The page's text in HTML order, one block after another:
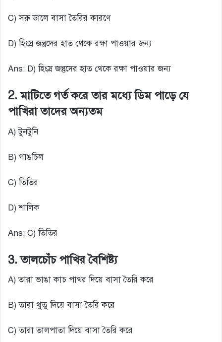
C) সরু ডালে বাসা তৈরির কারণে
D) হিংস্র জন্তুদের হাত থেকে রক্ষা পাওয়ার জন্য
Ans: D) হিংস্র জন্তুদের হাত থেকে রক্ষা পাওয়ার জন্য
2. মাটিতে গর্ত করে তার মধ্যে ডিম পাড়ে যে
পাখিরা তাদের অন্যতম
A) টুনটুনি
B) গাঙচিল
C) তিতির
D) শালিক
Ans: C) তিতির
3. তালচোঁচ পাখির বৈশিষ্ট্য
A) তারা ভাঙা কাচ পাথর দিয়ে বাসা তৈরি করে
B) তারা থুতু দিয়ে বাসা তৈরি করে
C) তারা তালপাতা দিয়ে বাসা তৈরি করে